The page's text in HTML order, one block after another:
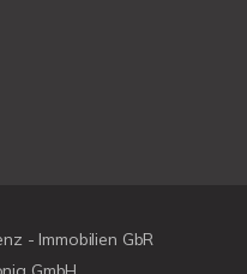
- Immobilien GbR